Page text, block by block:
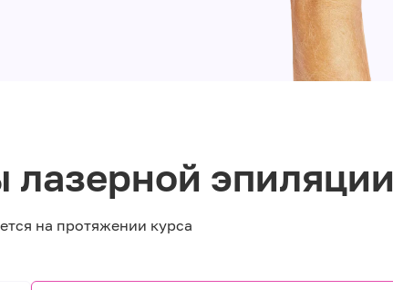
эпиляции
на протяжении курса